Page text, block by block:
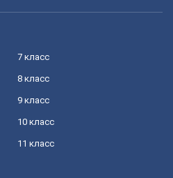
7 класс
8 класс
9 класс
10 класс
11 класс